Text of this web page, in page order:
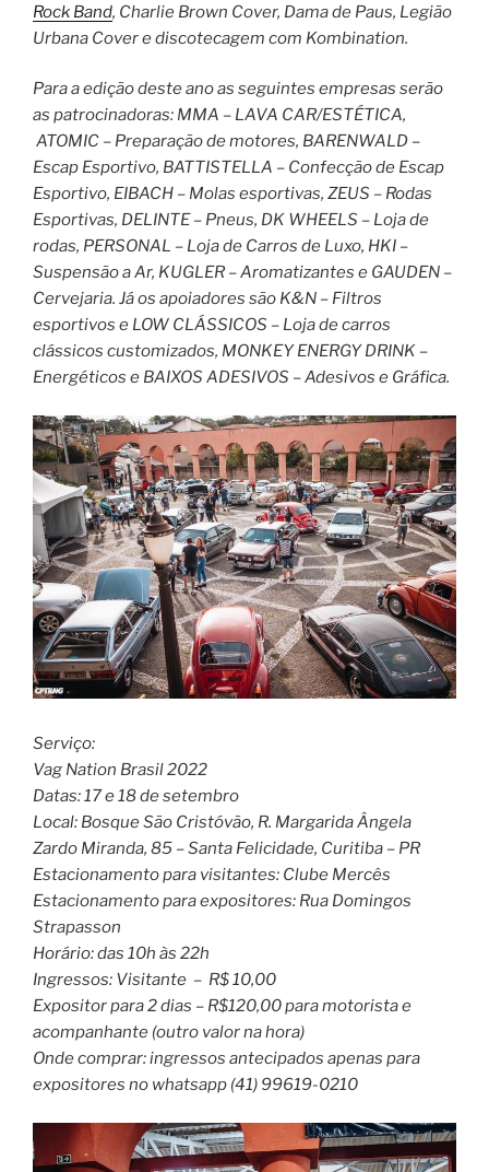
Rock Band, Charlie Brown Cover, Dama de Paus, Legião
Urbana Cover e discotecagem com Kombination.
Para a edição deste ano as seguintes empresas serão
as patrocinadoras: MMA – LAVA CAR/ESTÉTICA,
ATOMIC – Preparação de motores, BARENWALD –
Escap Esportivo, BATTISTELLA – Confecção de Escap
Esportivo, EIBACH – Molas esportivas, ZEUS – Rodas
Esportivas, DELINTE – Pneus, DK WHEELS – Loja de
rodas, PERSONAL – Loja de Carros de Luxo, HKI –
Suspensão a Ar, KUGLER – Aromatizantes e GAUDEN –
Cervejaria. Já os apoiadores são K&N – Filtros
esportivos e LOW CLÁSSICOS – Loja de carros
clássicos customizados, MONKEY ENERGY DRINK –
Energéticos e BAIXOS ADESIVOS – Adesivos e Gráfica.
Serviço:
Vag Nation Brasil 2022
Datas: 17 e 18 de setembro
Local: Bosque São Cristóvão, R. Margarida Ângela
Zardo Miranda, 85 – Santa Felicidade, Curitiba – PR
Estacionamento para visitantes: Clube Mercês
Estacionamento para expositores: Rua Domingos
Strapasson
Horário: das 10h às 22h
Ingressos: Visitante – R$ 10,00
Expositor para 2 dias – R$120,00 para motorista e
acompanhante (outro valor na hora)
Onde comprar: ingressos antecipados apenas para
expositores no whatsapp (41) 99619-0210